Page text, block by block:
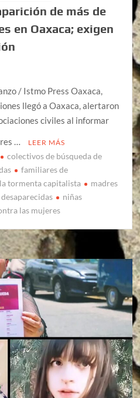
de más de
en Oaxaca; exigen
/ Istmo Press Oaxaca,
llegó a Oaxaca, alertaron
civiles al informar
…
LEER MÁS
colectivos de búsqueda de
familiares de
tormenta capitalista
madres
niñas
las mujeres